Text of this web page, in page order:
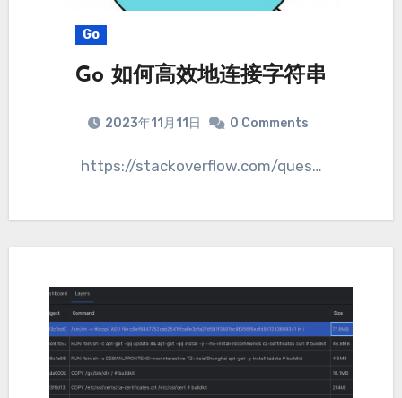
Go
Go 如何高效地连接字符串
2023年11月11日 0 Comments
https://stackoverflow.com/ques…